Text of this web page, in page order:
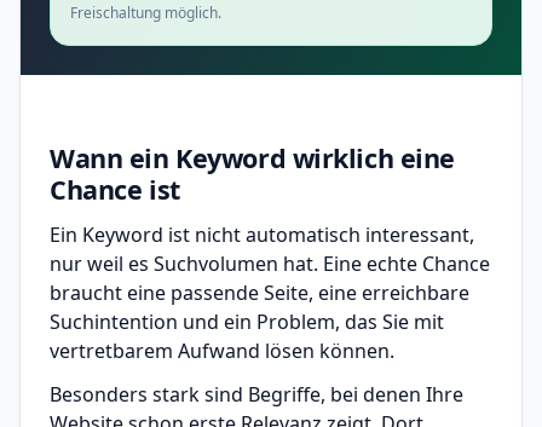
Freischaltung möglich.
Wann ein Keyword wirklich eine
Chance ist
Ein Keyword ist nicht automatisch interessant,
nur weil es Suchvolumen hat. Eine echte Chance
braucht eine passende Seite, eine erreichbare
Suchintention und ein Problem, das Sie mit
vertretbarem Aufwand lösen können.
Besonders stark sind Begriffe, bei denen Ihre